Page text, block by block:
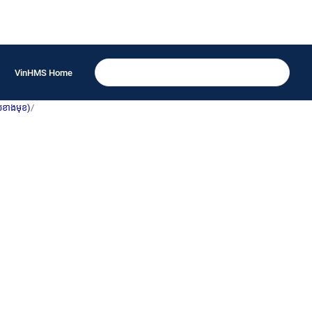
VinHMS Home
ាងមុខ)/